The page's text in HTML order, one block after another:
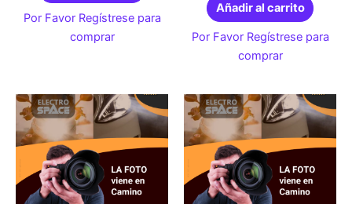
Por Favor Regístrese para
comprar
Añadir al carrito
Por Favor Regístrese para
comprar